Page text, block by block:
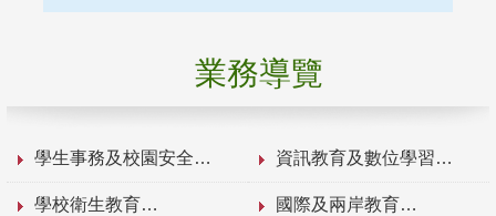
業務導覽
學生事務及校園安全 資訊教育及數位學習
學校衛生教育 國際及兩岸教育